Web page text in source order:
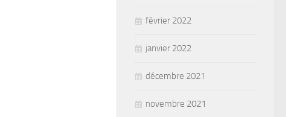
février 2022
janvier 2022
décembre 2021
novembre 2021